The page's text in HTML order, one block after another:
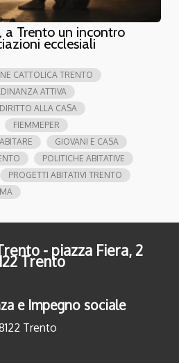
Trento un incontro
ecclesiali
CATTOLICA TRENTO
ATTIVA
DIRITTO ALLA CASA
FIEMMEPER
GIOVANI E CASA
POLITICHE ABITATIVE
PROGETTI ABITATIVI TRENTO
- piazza Fiera, 2
Trento
e Impegno sociale
Trento